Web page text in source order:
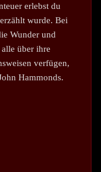
erlebst du
wurde. Bei
Wunder und
über ihre
verfügen,
Hammonds.